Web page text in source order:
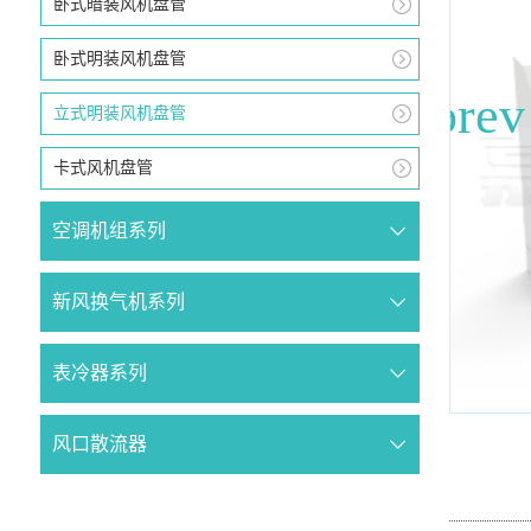
卧式暗装风机盘管
卧式明装风机盘管
立式明装风机盘管
卡式风机盘管
空调机组系列
新风换气机系列
表冷器系列
风口散流器